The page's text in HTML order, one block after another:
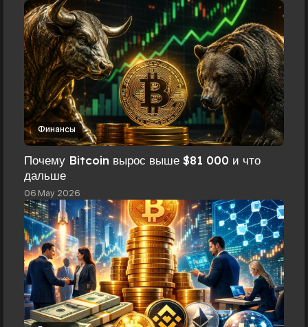
Финансы
Почему Bitcoin вырос выше $81 000 и что
дальше
06 May 2026